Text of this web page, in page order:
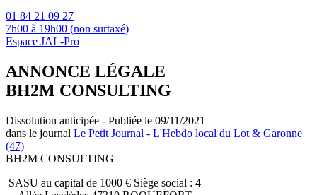
01 84 21 09 27
7h00 à 19h00 (non surtaxé)
Espace JAL-Pro
ANNONCE LÉGALE
BH2M CONSULTING
Dissolution anticipée - Publiée le 09/11/2021
dans le journal Le Petit Journal - L'Hebdo local du Lot & Garonne
(47)
BH2M CONSULTING
SASU au capital de 1000 € Siège social : 4